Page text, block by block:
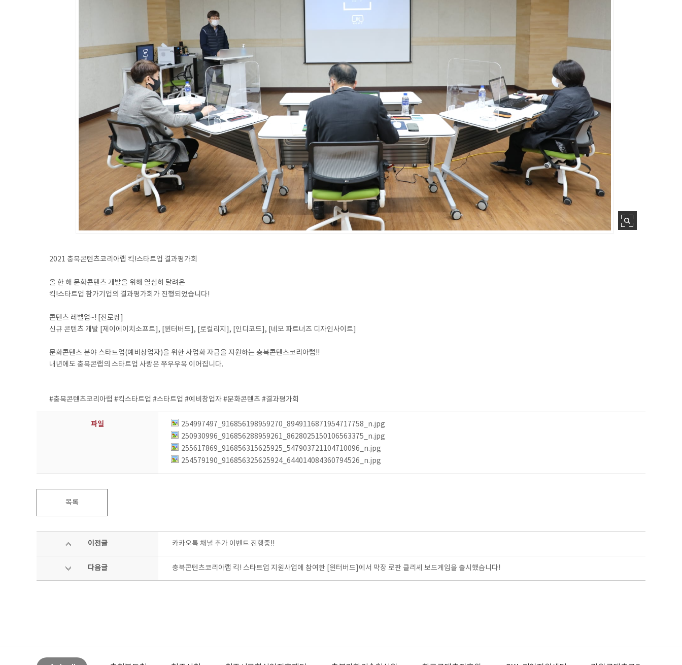
2021 충북콘텐츠코리아랩 킥!스타트업 결과평가회
올 한 해 문화콘텐츠 개발을 위해 열심히 달려온
킥!스타트업 참가기업의 결과평가회가 진행되었습니다!
콘텐츠 레벨업~! [진로팡]
신규 콘텐츠 개발 [제이에이치소프트], [윈터버드], [로컬리지], [인디코드], [네모 파트너즈 디자인사이트]
문화콘텐츠 분야 스타트업(예비창업자)을 위한 사업화 자금을 지원하는 충북콘텐츠코리아랩!!
내년에도 충북콘랩의 스타트업 사랑은 쭈우우욱 이어집니다.
#충북콘텐츠코리아랩 #킥스타트업 #스타트업 #예비창업자 #문화콘텐츠 #결과평가회
파일
254997497_916856198959270_8949116871954717758_n.jpg
250930996_916856288959261_8628025150106563375_n.jpg
255617869_916856315625925_547903721104710096_n.jpg
254579190_916856325625924_644014084360794526_n.jpg
목록
이전글 카카오톡 채널 추가 이벤트 진행중!!
다음글 충북콘텐츠코리아랩 킥! 스타트업 지원사업에 참여한 [윈터버드]에서 막장 로판 클리셰 보드게임을 출시했습니다!